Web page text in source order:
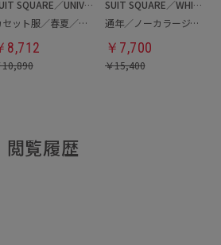
SUIT SQUARE／UNIVERSAL LANGUAGE／WHITE
カセット服／春夏／タイトスカート
8,712
10,890
SUIT SQUARE／WHITE
通年／ノーカラージャケット
￥ 7,700
￥15,400
閲覧履歴